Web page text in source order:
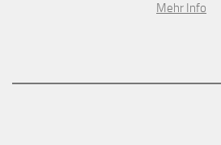
Mehr Info